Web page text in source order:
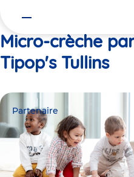
Micro-crèche
Tipop's Tullins
Partenaire